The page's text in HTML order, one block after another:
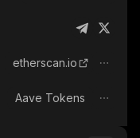
etherscan.io
Aave Tokens